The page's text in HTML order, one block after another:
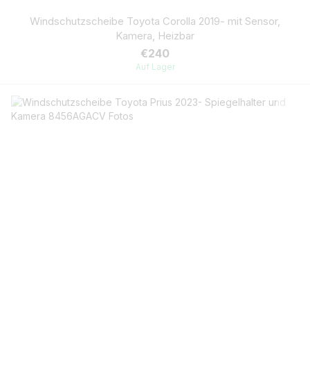
Windschutzscheibe Toyota Corolla 2019- mit Sensor,
Kamera, Heizbar
€240
Auf Lager